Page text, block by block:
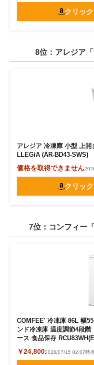
クリッ
8位：アレジア
アレジア 冷凍庫 小型 上
LLEGiA (AR-BD43-SWS)
価格を取得できません
クリッ
7位：コンフィー
COMFEE' 冷凍庫 86L 幅
ンド冷凍庫 温度調節4段
ース 食品保存
￥24,8002026/07/15 02:07時